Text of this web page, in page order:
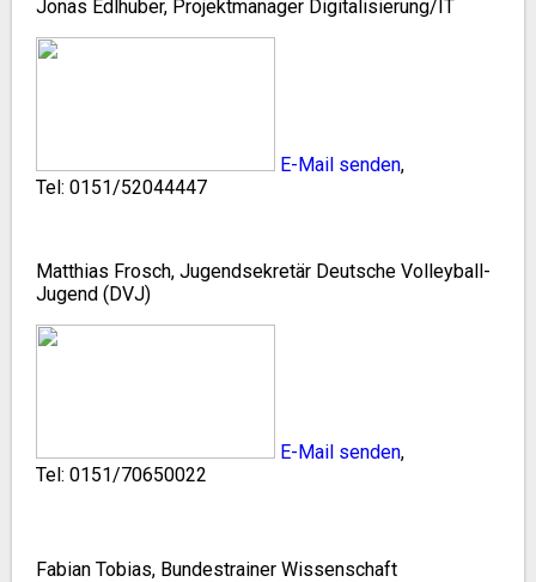
Jonas Edlhuber, Projektmanager Digitalisierung/IT
E-Mail senden,
Tel: 0151/52044447
Matthias Frosch, Jugendsekretär Deutsche Volleyball-
Jugend (DVJ)
E-Mail senden,
Tel: 0151/70650022
Fabian Tobias, Bundestrainer Wissenschaft